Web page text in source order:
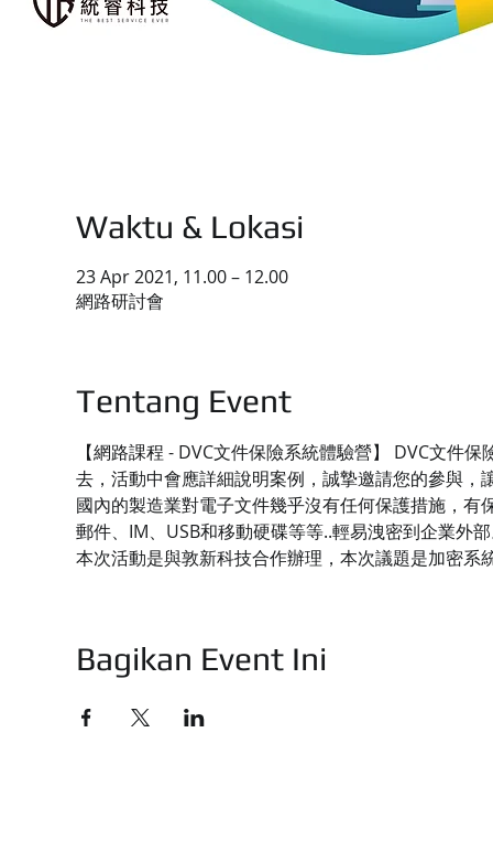
Waktu & Lokasi
23 Apr 2021, 11.00 – 12.00
網路研討會
Tentang Event
【網路課程 - DVC文件保險系統體驗營】 DVC文件
去，活動中會應詳細說明案例，誠摯邀請您的參與，
國內的製造業對電子文件幾乎沒有任何保護措施，
郵件、IM、USB和移動硬碟等等..輕易洩密到企業外
本次活動是與敦新科技合作辦理，本次議題是加密系
Bagikan Event Ini